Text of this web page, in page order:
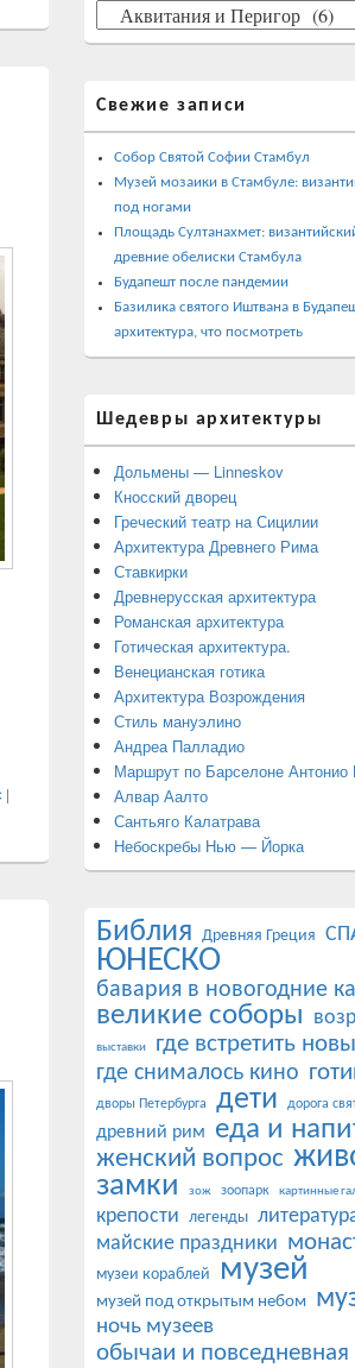
Радегунда
|
панели
Страны
Свежие записи
Собор Святой Софии Стамбул
Музей мозаики в Стамбуле:
под ногами
Площадь Султанахмет:
древние обелиски Стамбула
Будапешт после пандемии
Базилика святого Иштвана в
архитектура, что посмотреть
Шедевры архитектуры
Дольмены — Linneskov
Кносский дворец
Греческий театр на Сицилии
Архитектура Древнего Рима
Ставкирки
Древнерусская архитектура
Романская архитектура
Готическая архитектура.
Венецианская готика
Архитектура Возрождения
Стиль мануэлино
Андреа Палладио
Маршрут по Барселоне Антонио
Алвар Аалто
Сантьяго Калатрава
Небоскребы Нью — Йорка
Библия Древняя Греция
ЮНЕСКО
бавария в новогодние
великие соборы
выставки где встретить
где снималось кино
дворы Петербурга дети дорога
древний рим еда и
женский вопрос
замки
зож зоопарк картинные
крепости легенды
майские праздники
музеи кораблей музей
музей под открытым небом
ночь музеев
обычаи и